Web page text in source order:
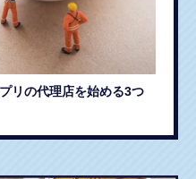
リの代理店を始める3つ